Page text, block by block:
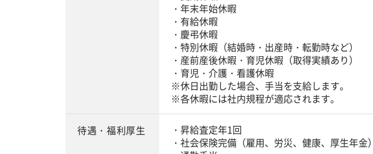
・年末年始休暇
・有給休暇
・慶弔休暇
・特別休暇（結婚時・出産時・転勤時など）
・産前産後休暇・育児休暇（取得実績あり）
・育児・介護・看護休暇
※休日出勤した場合、手当を支給します。
※各休暇には社内規程が適応されます。
待遇・福利厚生
・昇給査定年1回
・社会保険完備（雇用、労災、健康、厚生年金）